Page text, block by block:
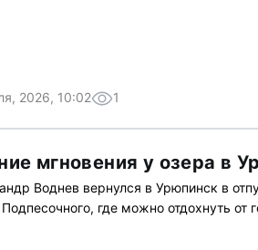
2026, 10:02 1
мгновения у озера в
Воднев вернулся в Урюпинск в
где можно отдохнуть от